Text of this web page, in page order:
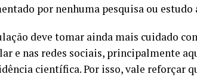
por nenhuma pesquisa ou estudo
deve tomar ainda mais cuidado
e nas redes sociais, principalmente
científica. Por isso, vale reforçar